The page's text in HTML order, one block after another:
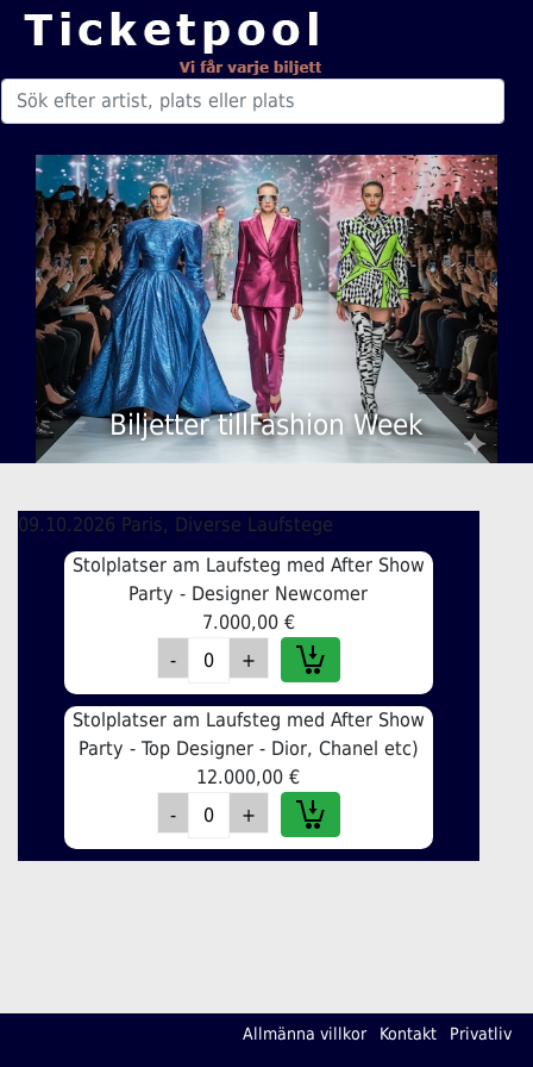
Biljetter tillFashion Week
09.10.2026 Paris, Diverse Laufstege
Stolplatser am Laufsteg med After Show
Party - Designer Newcomer
7.000,00 €
Stolplatser am Laufsteg med After Show
Party - Top Designer - Dior, Chanel etc)
12.000,00 €
Allmänna villkor Kontakt Privatliv